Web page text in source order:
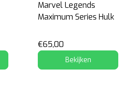
Marvel Legends
Maximum Series Hulk
€65,00
Bekijken